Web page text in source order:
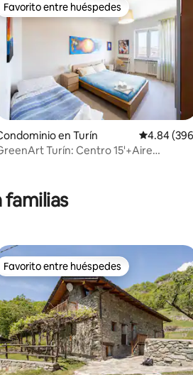
4.99 de 5; 149 evaluaciones
Favorito entre huéspedes
Favorito entre huéspedes
en Turín
4.84
Turín: Centro 15'+Aire
familias
Favorito entre huéspedes
Favorito entre huéspedes